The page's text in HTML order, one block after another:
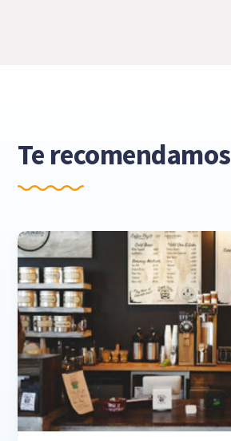
Te recomendamos